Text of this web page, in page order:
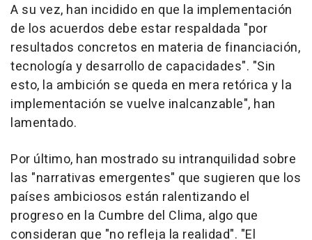
A su vez, han incidido en que la implementación
de los acuerdos debe estar respaldada "por
resultados concretos en materia de financiación,
tecnología y desarrollo de capacidades". "Sin
esto, la ambición se queda en mera retórica y la
implementación se vuelve inalcanzable", han
lamentado.
Por último, han mostrado su intranquilidad sobre
las "narrativas emergentes" que sugieren que los
países ambiciosos están ralentizando el
progreso en la Cumbre del Clima, algo que
consideran que "no refleja la realidad". "El